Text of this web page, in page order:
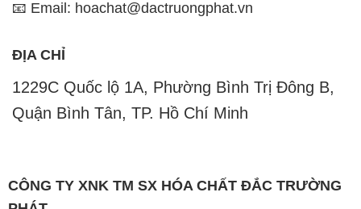
Quận Bình Tân, TP. Hồ Chí Minh
CÔNG TY XNK TM SX HÓA CHẤT ĐẮC TRƯỜNG
PHÁT
Website:CONGTYHOACHAT.COM.VN